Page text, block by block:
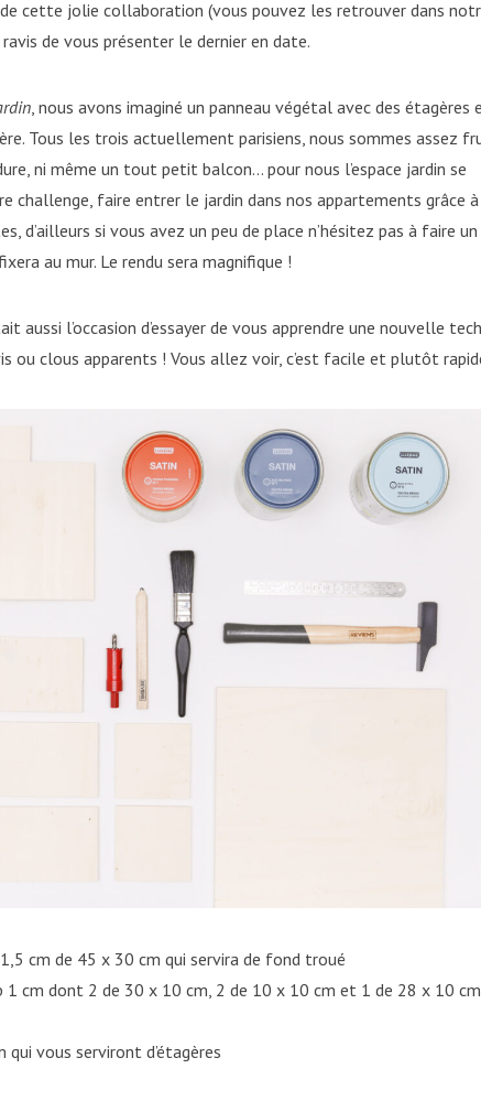
cette jolie collaboration (vous pouvez les retrouver dans
de vous présenter le dernier en date.
, nous avons imaginé un panneau végétal avec des étagères
Tous les trois actuellement parisiens, nous sommes assez
ni même un tout petit balcon… pour nous l’espace jardin se
challenge, faire entrer le jardin dans nos appartements grâce à
d’ailleurs si vous avez un peu de place n’hésitez pas à faire un
au mur. Le rendu sera magnifique !
aussi l’occasion d’essayer de vous apprendre une nouvelle
ou clous apparents ! Vous allez voir, c’est facile et plutôt
cm de 45 x 30 cm qui servira de fond troué
1 cm dont 2 de 30 x 10 cm, 2 de 10 x 10 cm et 1 de 28 x 10
vous serviront d’étagères